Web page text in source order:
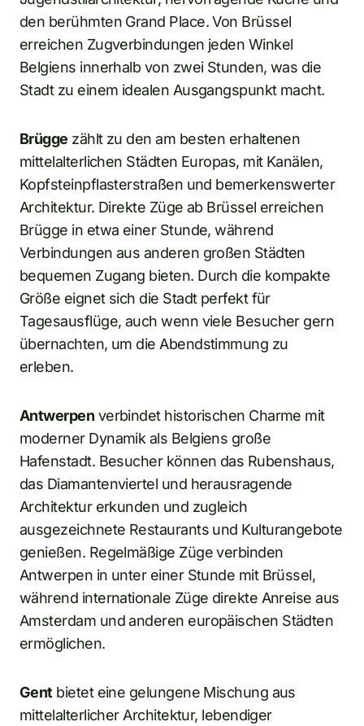
den berühmten Grand Place. Von Brüssel
erreichen Zugverbindungen jeden Winkel
Belgiens innerhalb von zwei Stunden, was die
Stadt zu einem idealen Ausgangspunkt macht.
Brügge zählt zu den am besten erhaltenen
mittelalterlichen Städten Europas, mit Kanälen,
Kopfsteinpflasterstraßen und bemerkenswerter
Architektur. Direkte Züge ab Brüssel erreichen
Brügge in etwa einer Stunde, während
Verbindungen aus anderen großen Städten
bequemen Zugang bieten. Durch die kompakte
Größe eignet sich die Stadt perfekt für
Tagesausflüge, auch wenn viele Besucher gern
übernachten, um die Abendstimmung zu
erleben.
Antwerpen verbindet historischen Charme mit
moderner Dynamik als Belgiens große
Hafenstadt. Besucher können das Rubenshaus,
das Diamantenviertel und herausragende
Architektur erkunden und zugleich
ausgezeichnete Restaurants und Kulturangebote
genießen. Regelmäßige Züge verbinden
Antwerpen in unter einer Stunde mit Brüssel,
während internationale Züge direkte Anreise aus
Amsterdam und anderen europäischen Städten
ermöglichen.
Gent bietet eine gelungene Mischung aus
mittelalterlicher Architektur, lebendiger